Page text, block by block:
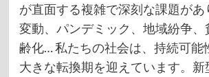
が直面する複雑で深刻な課題があ
変動、パンデミック、地域紛争、
齢化… 私たちの社会は、持続可能
大きな転換期を迎えています。新